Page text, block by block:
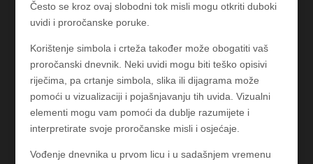
Često se kroz ovaj slobodni tok misli mogu otkriti duboki
uvidi i proročanske poruke.
Korištenje simbola i crteža također može obogatiti vaš
proročanski dnevnik. Neki uvidi mogu biti teško opisivi
riječima, pa crtanje simbola, slika ili dijagrama može
pomoći u vizualizaciji i pojašnjavanju tih uvida. Vizualni
elementi mogu vam pomoći da dublje razumijete i
interpretirate svoje proročanske misli i osjećaje.
Vođenje dnevnika u prvom licu i u sadašnjem vremenu